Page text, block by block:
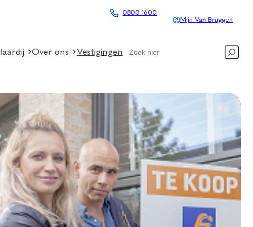
0800 1600
Mijn Van Bruggen
Over ons Vestigingen Search